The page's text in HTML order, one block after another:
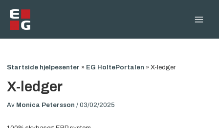
rett
innholdet
Startside hjelpesenter » EG HoltePortalen » X-ledger
X-ledger
Av Monica Petersson / 03/02/2025